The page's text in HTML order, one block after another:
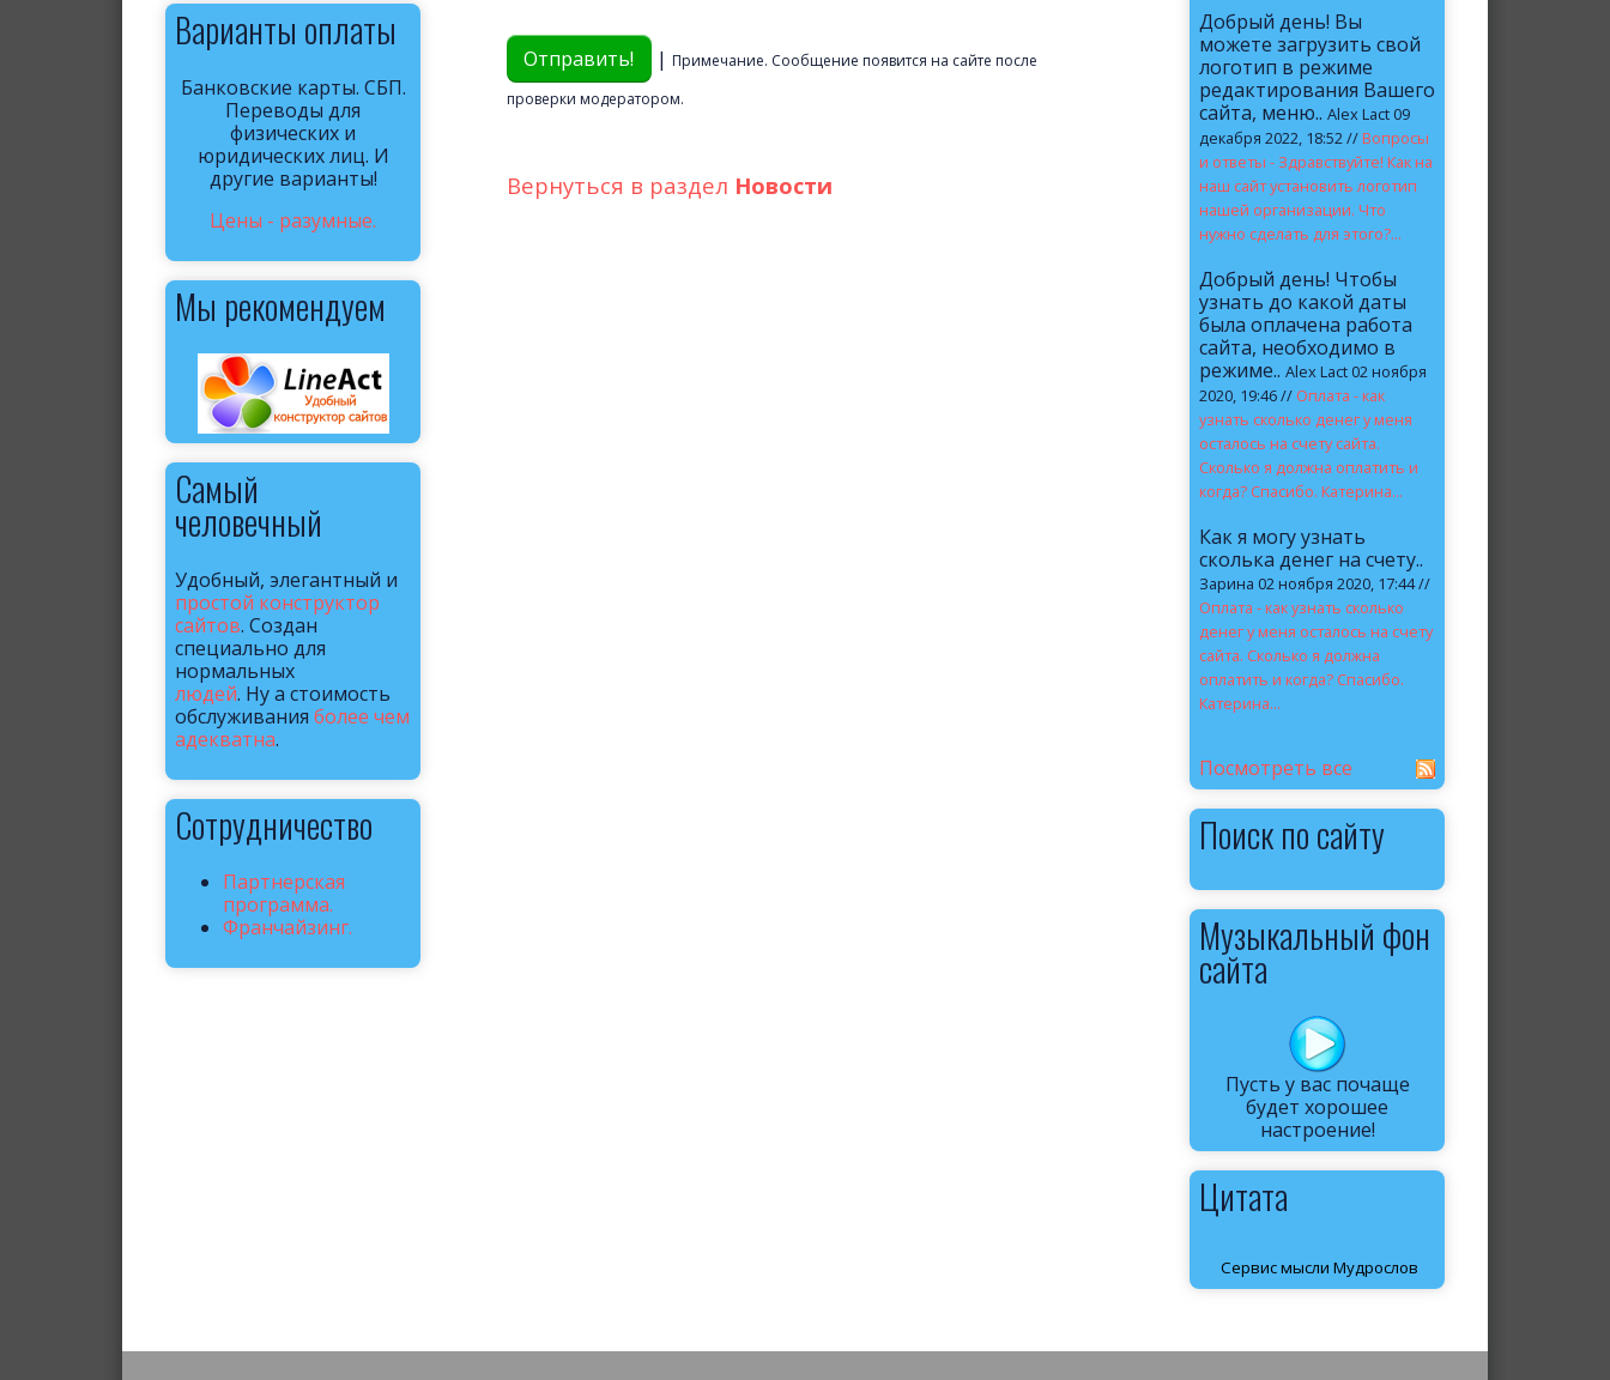
Варианты оплаты
Банковские карты. СБП.
Переводы для
физических и
юридических лиц. И
другие варианты!
Цены - разумные.
Мы рекомендуем
Самый
человечный
Удобный, элегантный и
простой конструктор
сайтов. Создан
специально для
нормальных
людей. Ну а стоимость
обслуживания более чем
адекватна.
Сотрудничество
Партнерская
программа.
Франчайзинг.
| Примечание. Сообщение появится на сайте после
проверки модератором.
Вернуться в раздел Новости
Добрый день! Вы
можете загрузить свой
логотип в режиме
редактирования Вашего
сайта, меню.. Alex Lact 09
декабря 2022, 18:52 // Вопросы
и ответы - Здравствуйте! Как на
наш сайт установить логотип
нашей организации. Что
нужно сделать для этого?...
Добрый день! Чтобы
узнать до какой даты
была оплачена работа
сайта, необходимо в
режиме.. Alex Lact 02 ноября
2020, 19:46 // Оплата - как
узнать сколько денег у меня
осталось на счету сайта.
Сколько я должна оплатить и
когда? Спасибо. Катерина...
Как я могу узнать
сколька денег на счету..
Зарина 02 ноября 2020, 17:44 //
Оплата - как узнать сколько
денег у меня осталось на счету
сайта. Сколько я должна
оплатить и когда? Спасибо.
Катерина...
Посмотреть все
Поиск по сайту
Музыкальный фон
сайта
Пусть у вас почаще
будет хорошее
настроение!
Цитата
Сервис мысли Мудрослов